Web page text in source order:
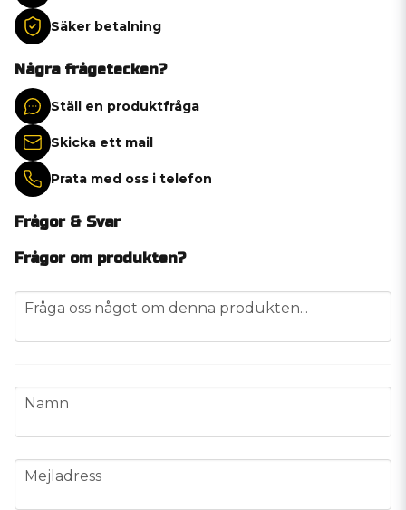
Säker betalning
Några frågetecken?
Ställ en produktfråga
Skicka ett mail
Prata med oss i telefon
Frågor & Svar
Frågor om produkten?
question
Fråga oss något om denna produkten...
name
Namn
email
Mejladress